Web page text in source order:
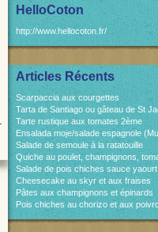
HelloCoton
http://www.hellocoton.fr/
Articles Récents
Scarpaccia aux courgettes
Tarta de Santiago ou gâteau de St
Tarte rustique aux tomates 2ème
Ensalada moje/salade espagnole
Salade de semoule à la ratatouille
Quiche au poulet, champignons,
Salade de pois chiches sauce
Cheesecake au skyr et aux fraises
Pâtes aux champignons et épinards
Pois chiches au chorizo et aux